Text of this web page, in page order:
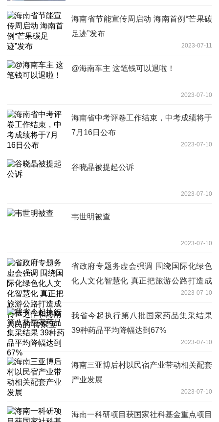
海南省节能宣传周启动 海南首例“芒果碳
足迹”发布
2023-07-11
@海南车主 这笔钱可以退啦！
2023-07-10
海南省中考评卷工作结束，中考成绩将于
7月16日公布
2023-07-10
谷晓晶被提起公诉
2023-07-10
韦世明被查
2023-07-10
省政府专题务虚会强调 围绕国际化绿色
化人文化智慧化 真正把旅游公路打造成
2023-07-10
我省今起执行第八批国家药品集采结果
39种药品平均降幅达到67%
2023-07-10
海南三亚博后村以民宿产业带动相关配套
产业发展
2023-07-10
海南一科研项目获国家社科基金重点项目